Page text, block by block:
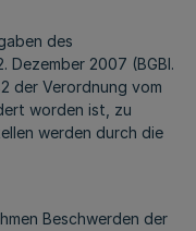
des
Dezember 2007 (BGBl.
der Verordnung vom
worden ist, zu
werden durch die
Beschwerden der